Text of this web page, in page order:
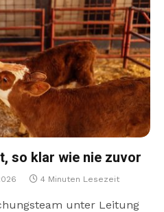
so klar wie nie zuvor
4 Minuten Lesezeit
unter Leitung